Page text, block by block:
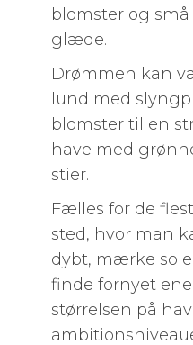
blomster og
glæde.
Drømmen kan
lund med
blomster til en
have med
stier.
Fælles for de
sted, hvor man
dybt, mærke
finde fornyet
størrelsen på